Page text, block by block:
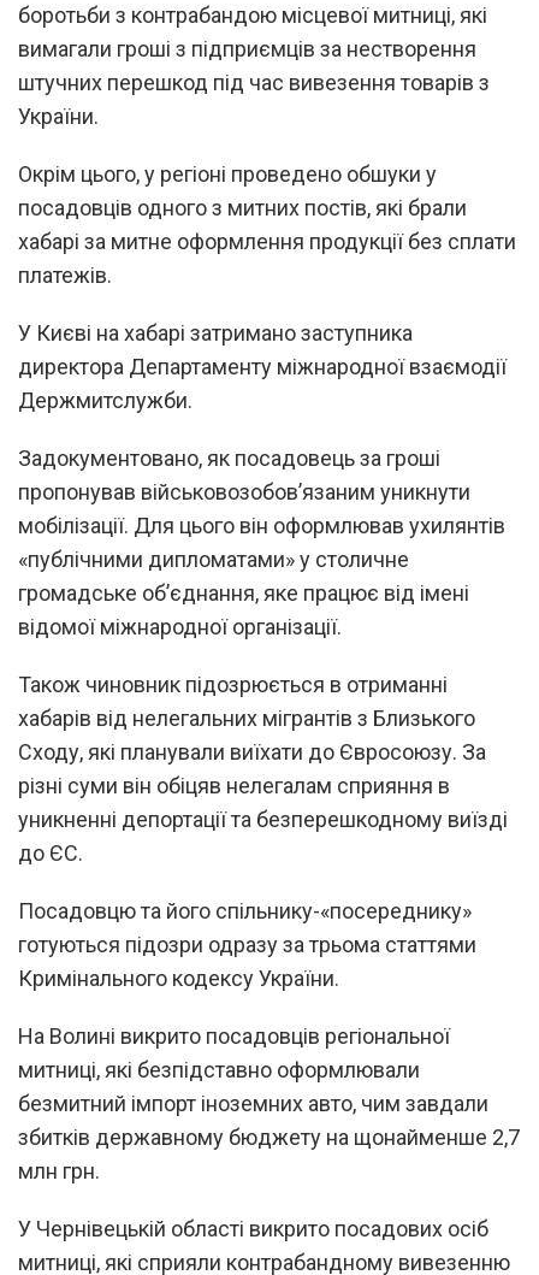
боротьби з контрабандою місцевої митниці, які
вимагали гроші з підприємців за нестворення
штучних перешкод під час вивезення товарів з
України.
Окрім цього, у регіоні проведено обшуки у
посадовців одного з митних постів, які брали
хабарі за митне оформлення продукції без сплати
платежів.
У Києві на хабарі затримано заступника
директора Департаменту міжнародної взаємодії
Держмитслужби.
Задокументовано, як посадовець за гроші
пропонував військовозобов’язаним уникнути
мобілізації. Для цього він оформлював ухилянтів
«публічними дипломатами» у столичне
громадське об’єднання, яке працює від імені
відомої міжнародної організації.
Також чиновник підозрюється в отриманні
хабарів від нелегальних мігрантів з Близького
Сходу, які планували виїхати до Євросоюзу. За
різні суми він обіцяв нелегалам сприяння в
уникненні депортації та безперешкодному виїзді
до ЄС.
Посадовцю та його спільнику-«посереднику»
готуються підозри одразу за трьома статтями
Кримінального кодексу України.
На Волині викрито посадовців регіональної
митниці, які безпідставно оформлювали
безмитний імпорт іноземних авто, чим завдали
збитків державному бюджету на щонайменше 2,7
млн грн.
У Чернівецькій області викрито посадових осіб
митниці, які сприяли контрабандному вивезенню